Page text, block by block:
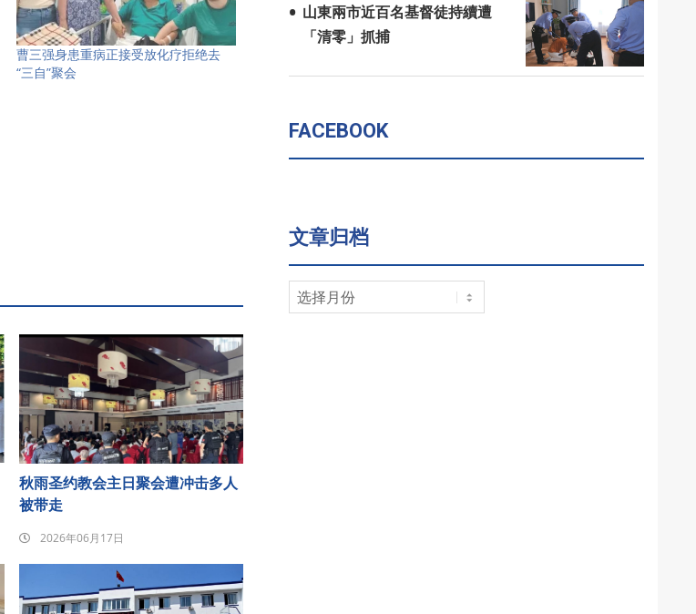
曹三强身患重病正接受放化疗拒绝去
“三自”聚会
秋雨圣约教会主日聚会遭冲击多人
被带走
2026年06月17日
山東兩市近百名基督徒持續遭
「清零」抓捕
FACEBOOK
文章归档
文
章